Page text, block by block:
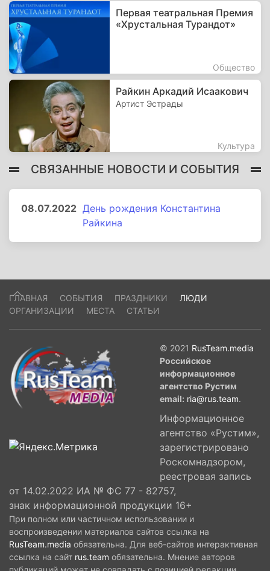
Первая театральная Премия
«Хрустальная Турандот»
Общество
Райкин Аркадий Исаакович
Артист Эстрады
Культура
СВЯЗАННЫЕ НОВОСТИ И СОБЫТИЯ
08.07.2022 День рождения Константина
Райкина
ГЛАВНАЯ СОБЫТИЯ ПРАЗДНИКИ
ЛЮДИ
ОРГАНИЗАЦИИ
МЕСТА СТАТЬИ
© 2021 RusTeam.media
Российское
информационное
агентство Рустим
email: ria@rus.team.
Информационное
агентство «Рустим»,
зарегистрировано
Роскомнадзором,
реестровая запись
от 14.02.2022 ИА № ФС 77 - 82757,
знак информационной продукции 16+
При полном или частичном использовании и
воспроизведении материалов сайтов ссылка на
RusTeam.media обязательна. Для веб-сайтов интерактивная
ссылка на сайт rus.team обязательна. Мнение авторов